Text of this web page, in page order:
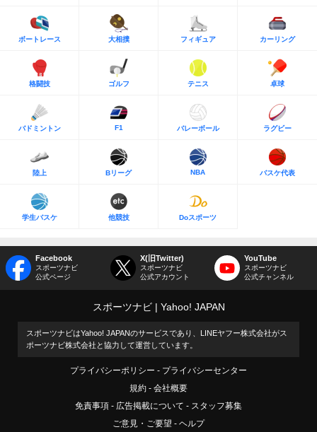
ボートレース 大相撲 フィギュア カーリング
格闘技 ゴルフ テニス 卓球
バドミントン F1 バレーボール ラグビー
陸上 Bリーグ NBA バスケ代表
学生バスケ 他競技 Doスポーツ
Facebook
スポーツナビ
公式ページ
X(旧Twitter)
スポーツナビ
公式アカウント
YouTube
スポーツナビ
公式チャンネル
スポーツナビ Yahoo! JAPAN
スポーツナビはYahoo! JAPANのサービスであり、LINEヤフー株式会社がス
ポーツナビ株式会社と協力して運営しています。
プライバシーポリシー
プライバシーセンター
規約
会社概要
免責事項
広告掲載について
スタッフ募集
ご意見・ご要望
ヘルプ